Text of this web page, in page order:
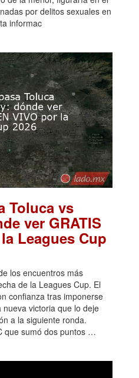
por delitos sexuales en
informac
Toluca vs
ver GRATIS
Leagues Cup
los encuentros más
de la Leagues Cup. El
confianza tras imponerse
victoria que lo deje
a la siguiente ronda.
que sumó dos puntos …